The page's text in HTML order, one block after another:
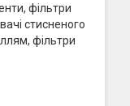
фільтри
стисненого
фільтри